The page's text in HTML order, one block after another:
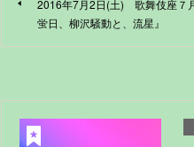
2016年7月2日(土) 歌舞伎座７
蛍日、柳沢騒動と、流星』